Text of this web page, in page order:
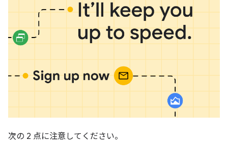
次の 2 点に注意してください。